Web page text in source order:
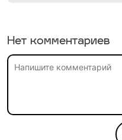
Нет комментариев